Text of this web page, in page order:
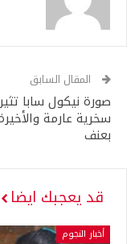
المقال السابق
صورة نيكول سابا تثير
سخرية عارمة
بعنف
قد يعجبك ايضا
أخبار النجوم